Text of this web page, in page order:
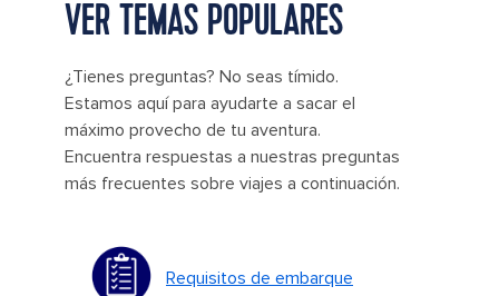
VER TEMAS POPULARES
¿Tienes preguntas? No seas tímido.
Estamos aquí para ayudarte a sacar el
máximo provecho de tu aventura.
Encuentra respuestas a nuestras preguntas
más frecuentes sobre viajes a continuación.
Requisitos de embarque